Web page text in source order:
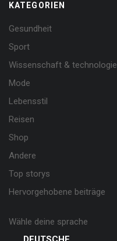
KATEGORIEN
Gesundheit
Sport
Wissenschaft & technologie
Mode
Lebensstil
Reisen
Shop
Andere
Top storys
Hervorgehobene beiträge
Wähle deine sprache